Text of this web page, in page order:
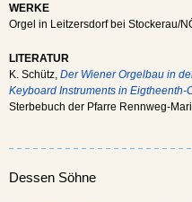
WERKE
Orgel in Leitzersdorf bei Stockerau/
LITERATUR
K. Schütz, Der Wiener Orgelbau in
Keyboard Instruments in Eigtheenth-
Sterbebuch der Pfarre Rennweg-
Dessen Söhne